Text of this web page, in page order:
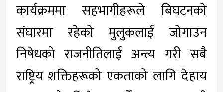
कार्यक्रममा सहभागीहरूले बिघटनको
संघारमा रहेको मुलुकलाई जोगाउन
निषेधको राजनीतिलाई अन्त्य गरी सबै
राष्ट्रिय शक्तिहरूको एकताको लागि देहाय